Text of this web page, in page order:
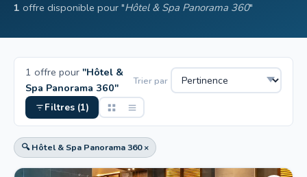
1 offre disponible pour "Hôtel & Spa Panorama 360"
1 offre pour "Hôtel &
Spa Panorama 360"
Trier par
Filtres (1)
🔍 Hôtel & Spa Panorama 360 ×